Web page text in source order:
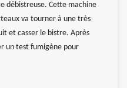
débistreuse. Cette machine
va tourner à une très
et casser le bistre. Après
un test fumigène pour